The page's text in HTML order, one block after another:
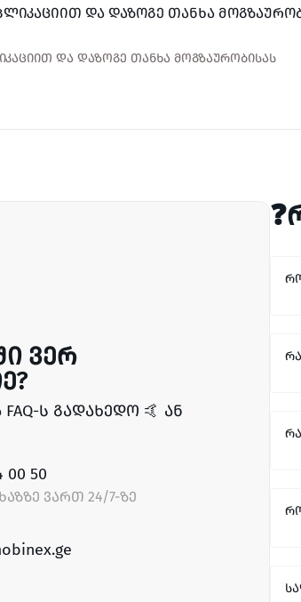
და დაზოგე თანხა
და დაზოგე თანხა მოგზაურობისას
ვერ
ს გადახედო 🤙 ან
00 50
ვართ 24/7-ზე